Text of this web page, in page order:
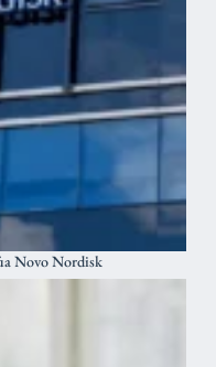
Novo Nordisk